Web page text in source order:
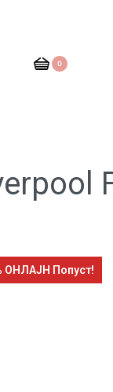
0
ОНЛАЈН Попуст!